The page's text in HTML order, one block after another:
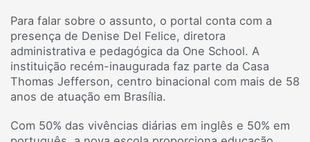
Para falar sobre o assunto, o portal conta com a
presença de Denise Del Felice, diretora
administrativa e pedagógica da One School. A
instituição recém-inaugurada faz parte da Casa
Thomas Jefferson, centro binacional com mais de 58
anos de atuação em Brasília.
Com 50% das vivências diárias em inglês e 50% em